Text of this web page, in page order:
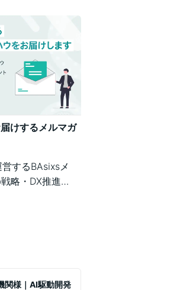
略から運用ま
。
けするメルマガ
するBAsixsメ
略・DX推進・
す。
関様｜AI駆動開発